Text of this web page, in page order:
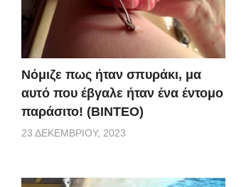
Νόμιζε πως ήταν σπυράκι, μα
αυτό που έβγαλε ήταν ένα έντομο
παράσιτο! (BINTEO)
23 ΔΕΚΕΜΒΡΊΟΥ, 2023